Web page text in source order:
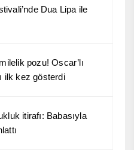
Dua Lipa ile
pozu! Oscar’lı
ilk kez gösterdi
itirafı: Babasıyla